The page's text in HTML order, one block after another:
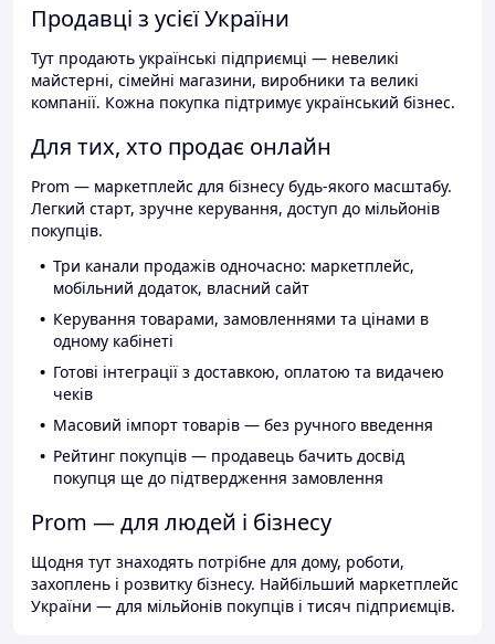
Продавці з усієї України
Тут продають українські підприємці — невеликі
майстерні, сімейні магазини, виробники та великі
компанії. Кожна покупка підтримує український бізнес.
Для тих, хто продає онлайн
Prom — маркетплейс для бізнесу будь-якого масштабу.
Легкий старт, зручне керування, доступ до мільйонів
покупців.
Три канали продажів одночасно: маркетплейс,
мобільний додаток, власний сайт
Керування товарами, замовленнями та цінами в
одному кабінеті
Готові інтеграції з доставкою, оплатою та видачею
чеків
Масовий імпорт товарів — без ручного введення
Рейтинг покупців — продавець бачить досвід
покупця ще до підтвердження замовлення
Prom — для людей і бізнесу
Щодня тут знаходять потрібне для дому, роботи,
захоплень і розвитку бізнесу. Найбільший маркетплейс
України — для мільйонів покупців і тисяч підприємців.